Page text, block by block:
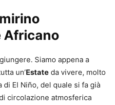
Africano
Siamo appena a
un’Estate da vivere, molto
El Niño, del quale si fa già
circolazione atmosferica